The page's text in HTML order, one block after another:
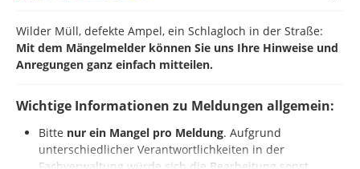
Wilder Müll, defekte Ampel, ein Schlagloch in der Straße:
Mit dem Mängelmelder können Sie uns Ihre Hinweise und
Anregungen ganz einfach mitteilen.
Wichtige Informationen zu Meldungen allgemein:
Bitte nur ein Mangel pro Meldung. Aufgrund
unterschiedlicher Verantwortlichkeiten in der